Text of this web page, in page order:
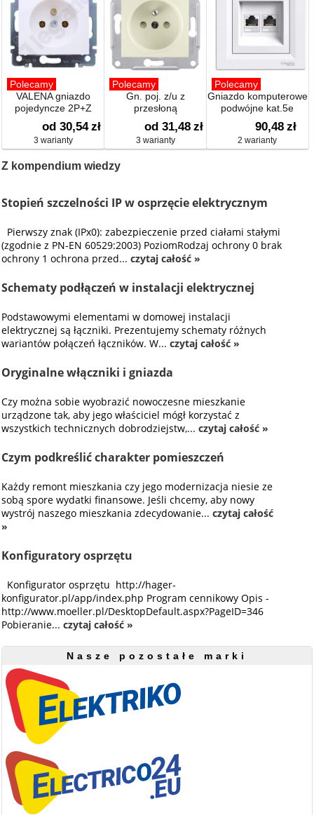
Polecamy
VALENA gniazdo
pojedyncze 2P+Z
od 30,54 zł
3 warianty
Polecamy
Gn. poj. z/u z
przesłoną
od 31,48 zł
3 warianty
Polecamy
Gniazdo komputerowe
podwójne kat.5e
90,48 zł
2 warianty
Z kompendium wiedzy
Stopień szczelności IP w osprzęcie elektrycznym
Pierwszy znak (IPx0): zabezpieczenie przed ciałami stałymi
(zgodnie z PN-EN 60529:2003) PoziomRodzaj ochrony 0 brak
ochrony 1 ochrona przed...czytaj całość »
Schematy podłączeń w instalacji elektrycznej
Podstawowymi elementami w domowej instalacji
elektrycznej są łączniki. Prezentujemy schematy różnych
wariantów połączeń łączników. W...czytaj całość »
Oryginalne włączniki i gniazda
Czy można sobie wyobrazić nowoczesne mieszkanie
urządzone tak, aby jego właściciel mógł korzystać z
wszystkich technicznych dobrodziejstw,...czytaj całość »
Czym podkreślić charakter pomieszczeń
Każdy remont mieszkania czy jego modernizacja niesie ze
sobą spore wydatki finansowe. Jeśli chcemy, aby nowy
wystrój naszego mieszkania zdecydowanie...czytaj całość
»
Konfiguratory osprzętu
Konfigurator osprzętu http://hager-
konfigurator.pl/app/index.php Program cennikowy Opis -
http://www.moeller.pl/DesktopDefault.aspx?PageID=346
Pobieranie...czytaj całość »
Nasze pozostałe marki